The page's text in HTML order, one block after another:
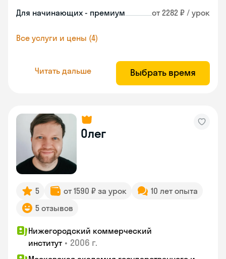
Для начинающих - премиум от 2282 ₽ / урок
Все услуги и цены (4)
Читать дальше Выбрать время
Олег
5 от 1590 ₽ за урок
10 лет опыта
5 отзывов
Нижегородский коммерческий
институт • 2006 г.